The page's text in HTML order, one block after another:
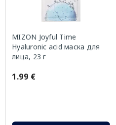
MIZON Joyful Time
Hyaluronic acid маска для
лица, 23 г
1.99 €